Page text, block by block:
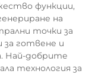
функции,
на
точки за
за готвене и
Най-добрите
технология за